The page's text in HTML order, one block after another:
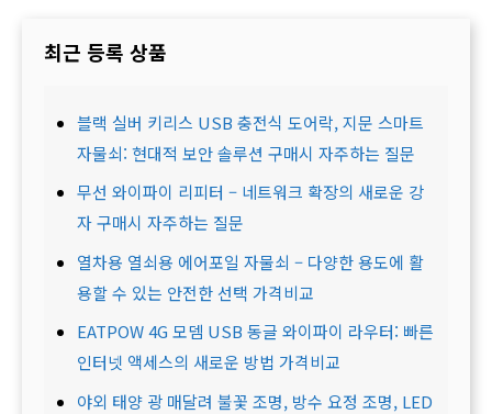
최근 등록 상품
블랙 실버 키리스 USB 충전식 도어락, 지문 스마트
자물쇠: 현대적 보안 솔루션 구매시 자주하는 질문
무선 와이파이 리피터 – 네트워크 확장의 새로운 강
자 구매시 자주하는 질문
열차용 열쇠용 에어포일 자물쇠 – 다양한 용도에 활
용할 수 있는 안전한 선택 가격비교
EATPOW 4G 모뎀 USB 동글 와이파이 라우터: 빠른
인터넷 액세스의 새로운 방법 가격비교
야외 태양 광 매달려 불꽃 조명, 방수 요정 조명, LED